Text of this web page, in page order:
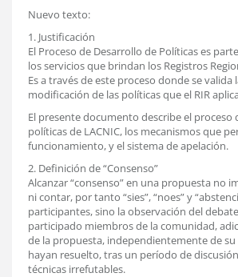
Nuevo texto:
1. Justificación
El Proceso de Desarrollo de Políticas es
los servicios que brindan los Registros
Es a través de este proceso donde se valida
modificación de las políticas que el RIR
El presente documento describe el proceso
políticas de LACNIC, los mecanismos que
funcionamiento, y el sistema de apelación.
2. Definición de “Consenso”
Alcanzar “consenso” en una propuesta no
ni contar, por tanto “sies”, “noes” y
participantes, sino la observación del
participado miembros de la comunidad,
de la propuesta, independientemente de
hayan resuelto, tras un período de
técnicas irrefutables.